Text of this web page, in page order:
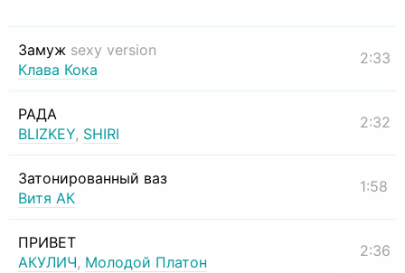
Замуж sexy version
Клава Кока
2:33
РАДА
BLIZKEY, SHIRI
2:32
Затонированный ваз
Витя АК
1:58
ПРИВЕТ
АКУЛИЧ, Молодой Платон
2:36